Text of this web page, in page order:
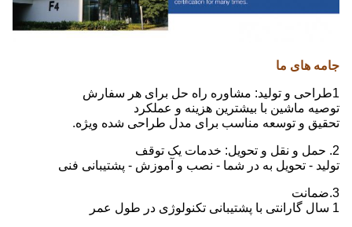
جامه های ما
1طراحی و تولید: مشاوره راه حل برای هر سفارش
توصیه ماشین با بیشترین هزینه و عملکرد
تحقیق و توسعه مناسب برای مدل طراحی شده ویژه.
2. حمل و نقل و تحویل: خدمات یک توقف
تولید - تحویل به در شما - نصب و آموزش - پشتیبانی فنی
3.ضمانت
1 سال گارانتی با پشتیبانی تکنولوژی در طول عمر